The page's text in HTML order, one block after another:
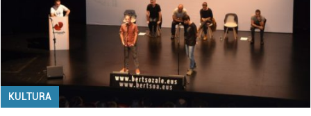
KULTURA